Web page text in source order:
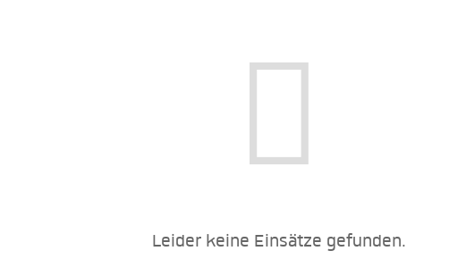
Leider keine Einsätze gefunden.